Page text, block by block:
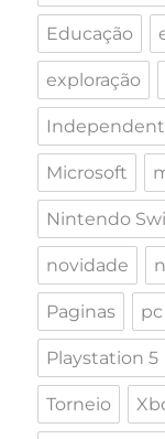
Educação
exploração
Microsoft
Nintendo
novidade
Paginas pc
Playstation 5
Torneio